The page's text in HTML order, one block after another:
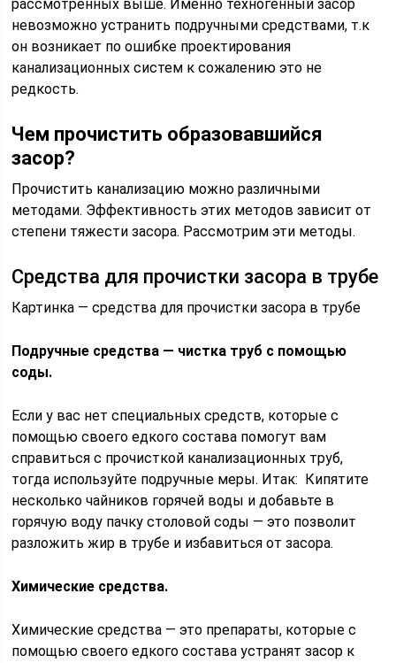
рассмотренных выше. Именно техногенный засор
невозможно устранить подручными средствами, т.к
он возникает по ошибке проектирования
канализационных систем к сожалению это не
редкость.
Чем прочистить образовавшийся
засор?
Прочистить канализацию можно различными
методами. Эффективность этих методов зависит от
степени тяжести засора. Рассмотрим эти методы.
Средства для прочистки засора в трубе
Картинка — средства для прочистки засора в трубе
Подручные средства — чистка труб с помощью
соды.
Если у вас нет специальных средств, которые с
помощью своего едкого состава помогут вам
справиться с прочисткой канализационных труб,
тогда используйте подручные меры. Итак: Кипятите
несколько чайников горячей воды и добавьте в
горячую воду пачку столовой соды — это позволит
разложить жир в трубе и избавиться от засора.
Химические средства.
Химические средства — это препараты, которые с
помощью своего едкого состава устранят засор к